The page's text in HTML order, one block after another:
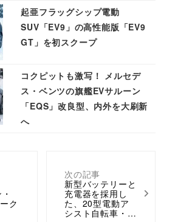
ク
次の記事
新型バッテリーと
充電器を採用し
た、20型電動ア
シスト自転車・…
起亜フラッグシップ電動
SUV「EV9」の高性能版「EV9
GT」を初スクープ
コクピットも激写！ メルセデ
ス・ベンツの旗艦EVサルーン
「EQS」改良型、内外を大刷新
へ